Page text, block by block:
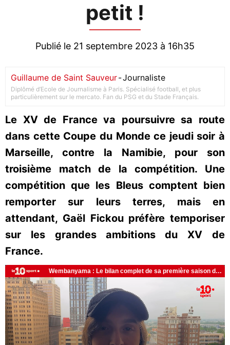
petit !
Publié le 21 septembre 2023 à 16h35
Guillaume de Saint Sauveur-Journaliste
Diplômé d’Ecole de Journalisme à Paris. Spécialisé football, et plus
particulièrement sur le mercato. Fan du PSG et du Stade Français.
Le XV de France va poursuivre sa route
dans cette Coupe du Monde ce jeudi soir à
Marseille, contre la Namibie, pour son
troisième match de la compétition. Une
compétition que les Bleus comptent bien
remporter sur leurs terres, mais en
attendant, Gaël Fickou préfère temporiser
sur les grandes ambitions du XV de
France.